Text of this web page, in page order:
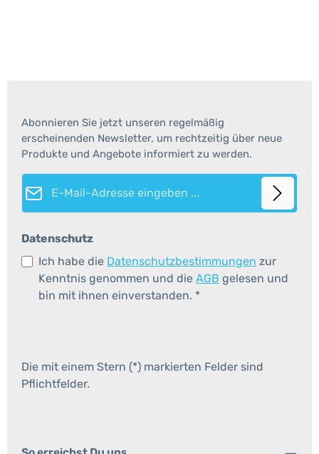
Abonnieren Sie jetzt unseren regelmäßig
erscheinenden Newsletter, um rechtzeitig über neue
Produkte und Angebote informiert zu werden.
E-Mail-Adresse*
Datenschutz
Ich habe die Datenschutzbestimmungen zur
Kenntnis genommen und die AGB gelesen und
bin mit ihnen einverstanden. *
Die mit einem Stern (*) markierten Felder sind
Pflichtfelder.